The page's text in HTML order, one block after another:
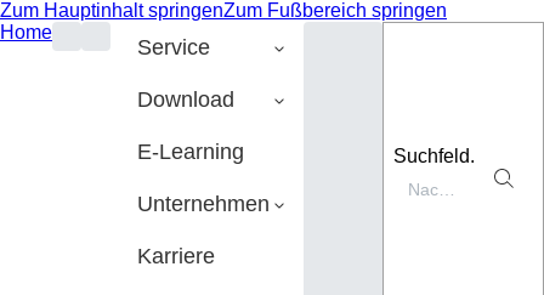
Zum Hauptinhalt springenZum Fußbereich springen
Home
Service
Download
E-Learning
Unternehmen
Karriere
Suchfeld.